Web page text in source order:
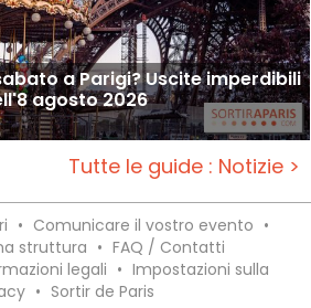
a Parigi? Uscite imperdibili
agosto 2026
Tutte le guide : Notizie >
• Comunicare il vostro evento •
struttura • FAQ / Contatti
legali • Impostazioni sulla
• Sortir de Paris